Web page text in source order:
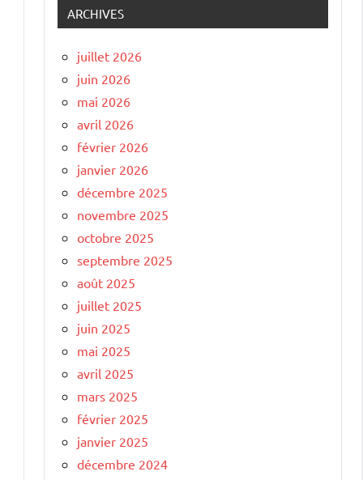
ARCHIVES
juillet 2026
juin 2026
mai 2026
avril 2026
février 2026
janvier 2026
décembre 2025
novembre 2025
octobre 2025
septembre 2025
août 2025
juillet 2025
juin 2025
mai 2025
avril 2025
mars 2025
février 2025
janvier 2025
décembre 2024